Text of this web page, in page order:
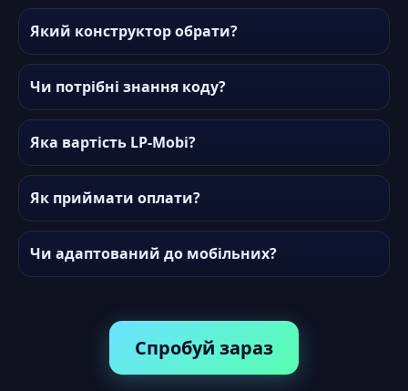
Який конструктор обрати?
Чи потрібні знання коду?
Яка вартість LP-Mobi?
Як приймати оплати?
Чи адаптований до мобільних?
Спробуй зараз